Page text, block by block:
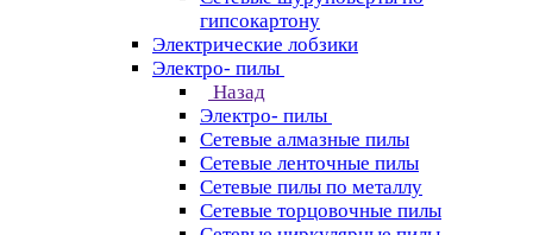
гипсокартону
Электрические лобзики
Электро- пилы
Назад
Электро- пилы
Сетевые алмазные пилы
Сетевые ленточные пилы
Сетевые пилы по металлу
Сетевые торцовочные пилы